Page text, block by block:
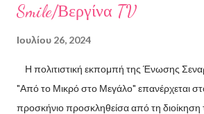
Smile/Βεργίνα TV
Ιουλίου 26, 2024
Η πολιτιστική εκπομπή της Ένωσης
"Από το Μικρό στο Μεγάλο" επανέρχεται
προσκήνιο προσκληθείσα από τη διοίκηση